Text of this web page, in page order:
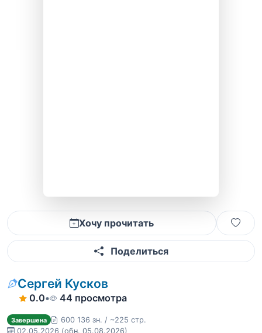
Хочу прочитать
Поделиться
Сергей Кусков
0.0• 44 просмотра
Завершена
600 136 зн. / ~225 стр.
02.05.2026 (обн. 05.08.2026)